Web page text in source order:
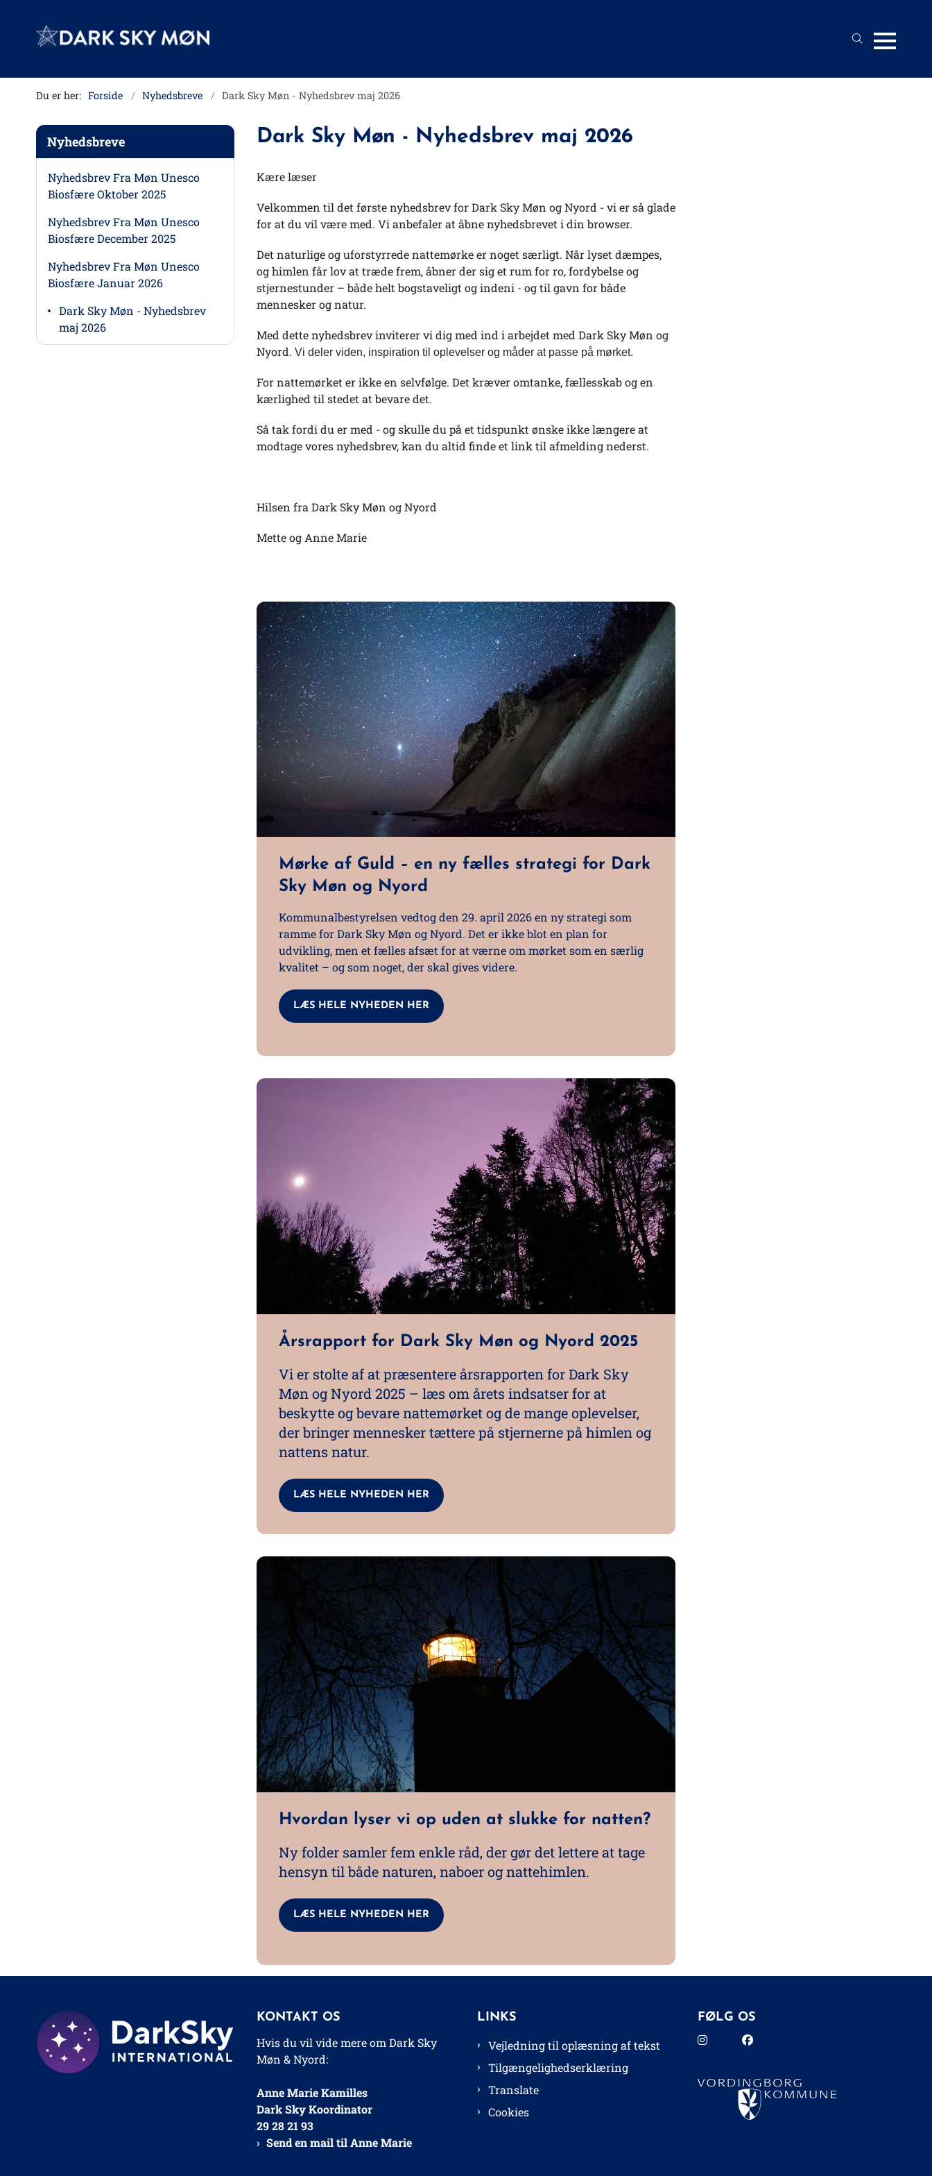
Du er her: Forside Nyhedsbreve Dark Sky Møn - Nyhedsbrev maj 2026
Nyhedsbreve
Nyhedsbrev Fra Møn Unesco
Biosfære Oktober 2025
Nyhedsbrev Fra Møn Unesco
Biosfære December 2025
Nyhedsbrev Fra Møn Unesco
Biosfære Januar 2026
Dark Sky Møn - Nyhedsbrev
maj 2026
Dark Sky Møn - Nyhedsbrev maj 2026
Kære læser
Velkommen til det første nyhedsbrev for Dark Sky Møn og Nyord - vi er så glade
for at du vil være med. Vi anbefaler at åbne nyhedsbrevet i din browser.
Det naturlige og uforstyrrede nattemørke er noget særligt. Når lyset dæmpes,
og himlen får lov at træde frem, åbner der sig et rum for ro, fordybelse og
stjernestunder – både helt bogstaveligt og indeni - og til gavn for både
mennesker og natur.
Med dette nyhedsbrev inviterer vi dig med ind i arbejdet med Dark Sky Møn og
Nyord. Vi deler viden, inspiration til oplevelser og måder at passe på mørket.
For nattemørket er ikke en selvfølge. Det kræver omtanke, fællesskab og en
kærlighed til stedet at bevare det.
Så tak fordi du er med - og skulle du på et tidspunkt ønske ikke længere at
modtage vores nyhedsbrev, kan du altid finde et link til afmelding nederst.
Hilsen fra Dark Sky Møn og Nyord
Mette og Anne Marie
Mørke af Guld – en ny fælles strategi for Dark
Sky Møn og Nyord
Kommunalbestyrelsen vedtog den 29. april 2026 en ny strategi som
ramme for Dark Sky Møn og Nyord. Det er ikke blot en plan for
udvikling, men et fælles afsæt for at værne om mørket som en særlig
kvalitet – og som noget, der skal gives videre.
LÆS HELE NYHEDEN HER
Årsrapport for Dark Sky Møn og Nyord 2025
Vi er stolte af at præsentere årsrapporten for Dark Sky
Møn og Nyord 2025 – læs om årets indsatser for at
beskytte og bevare nattemørket og de mange oplevelser,
der bringer mennesker tættere på stjernerne på himlen og
nattens natur.
LÆS HELE NYHEDEN HER
Hvordan lyser vi op uden at slukke for natten?
Ny folder samler fem enkle råd, der gør det lettere at tage
hensyn til både naturen, naboer og nattehimlen.
LÆS HELE NYHEDEN HER
KONTAKT OS
Hvis du vil vide mere om Dark Sky
Møn & Nyord:
Anne Marie Kamilles
Dark Sky Koordinator
29 28 21 93
Send en mail til Anne Marie
LINKS
Vejledning til oplæsning af tekst
Tilgængelighedserklæring
Translate
Cookies
FØLG OS